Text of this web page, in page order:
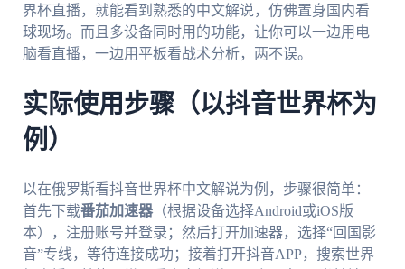
界杯直播，就能看到熟悉的中文解说，仿佛置身国内看
球现场。而且多设备同时用的功能，让你可以一边用电
脑看直播，一边用平板看战术分析，两不误。
实际使用步骤（以抖音世界杯为
例）
以在俄罗斯看抖音世界杯中文解说为例，步骤很简单：
首先下载番茄加速器（根据设备选择Android或iOS版
本），注册账号并登录；然后打开加速器，选择“回国影
音”专线，等待连接成功；接着打开抖音APP，搜索世界